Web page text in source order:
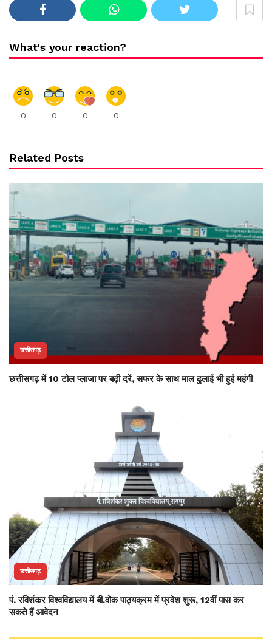
What's your reaction?
0 0 0 0
Related Posts
छत्तीसगढ़
छत्तीसगढ़ में 10 टोल प्लाजा पर बढ़ी दरें, सफर के साथ माल ढुलाई भी हुई महंगी
छत्तीसगढ़
पं. रविशंकर विश्वविद्यालय में बी.वोक पाठ्यक्रम में प्रवेश शुरू, 12वीं पास कर
सकते हैं आवेदन